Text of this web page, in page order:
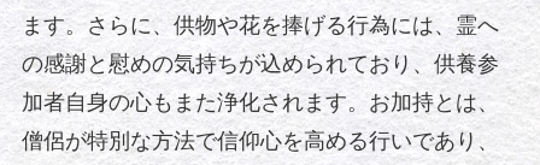
ます。さらに、供物や花を捧げる行為には、霊へ
の感謝と慰めの気持ちが込められており、供養参
加者自身の心もまた浄化されます。お加持とは、
僧侶が特別な方法で信仰心を高める行いであり、